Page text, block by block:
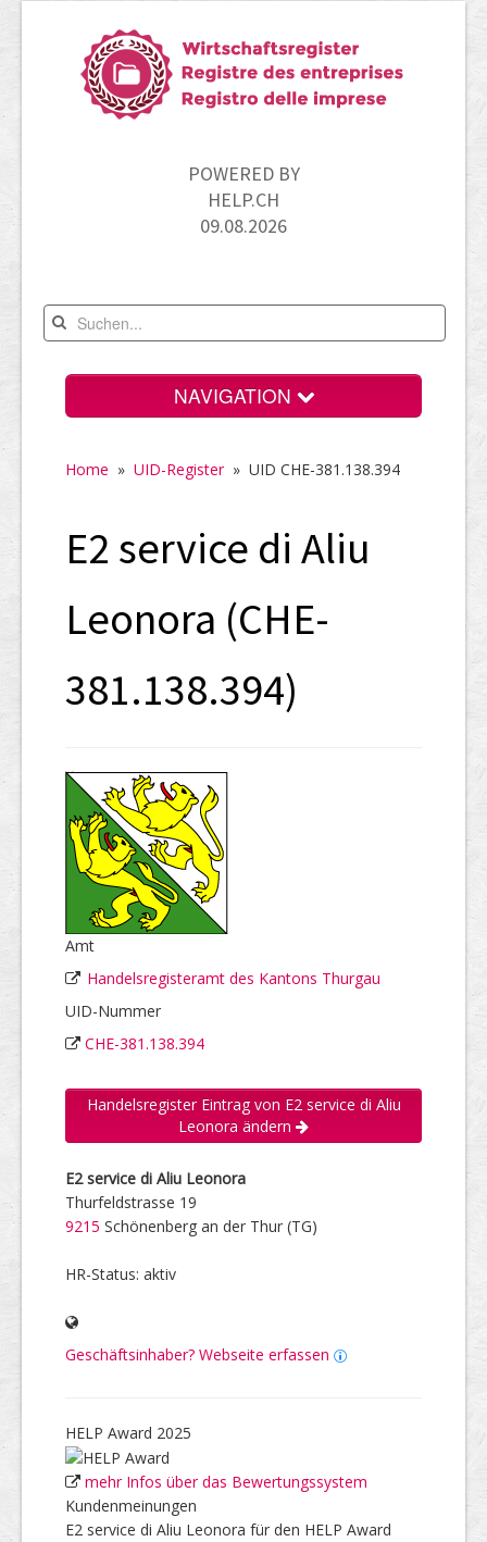
POWERED BY
HELP.CH
09.08.2026
NAVIGATION
Neugründungen
UID-Register
Marken-Register
Home » UID-Register» UID CHE-381.138.394
E2 service di Aliu
Leonora (CHE-
381.138.394)
Amt
Handelsregisteramt des Kantons Thurgau
UID-Nummer
CHE-381.138.394
Handelsregister Eintrag von E2 service di Aliu
Leonora ändern
E2 service di Aliu Leonora
Thurfeldstrasse 19
9215 Schönenberg an der Thur (TG)
HR-Status: aktiv
Geschäftsinhaber? Webseite erfassen
HELP Award 2025
mehr Infos über das Bewertungssystem
Kundenmeinungen
E2 service di Aliu Leonora für den HELP Award